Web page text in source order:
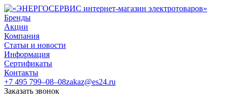
Бренды
Акции
Компания
Статьи и новости
Информация
Сертификаты
Контакты
+7 495 799–08–08zakaz@es24.ru
Заказать звонок